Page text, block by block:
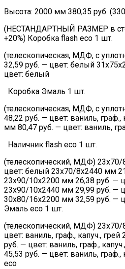
Высота: 2000 мм 380,35 руб.
(НЕСТАНДАРТНЫЙ РАЗМЕР в
+20%) Коробка flash eco 1 шт.
(телескопическая, МДФ, с
32,59 руб. — цвет: белый
цвет: белый
Коробка Эмаль 1 шт.
(телескопическая, МДФ, с
48,22 руб. — цвет: ваниль, граф.,
мм 80,47 руб. — цвет: ваниль,
Наличник flash eco 1 шт.
(телескопический, МДФ)
цвет: белый 23х70/8х2440 мм
23х90/10х2200 мм 26,38 руб. —
23х90/10х2440 мм 29,99 руб. —
30х80/16х2200 мм 32,59 руб. —
Эмаль eco 1 шт.
(телескопический, МДФ)
цвет: ваниль, граф., капуч.,
руб. — цвет: ваниль, граф.,
45,53 руб. — цвет: ваниль, граф.,
eco